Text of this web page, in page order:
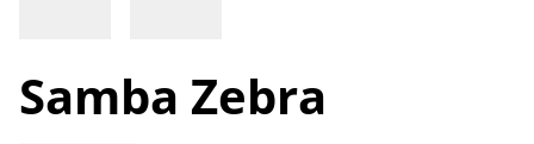
Samba Zebra